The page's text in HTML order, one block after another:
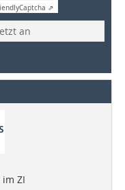
Captcha ⇗
an
ZI